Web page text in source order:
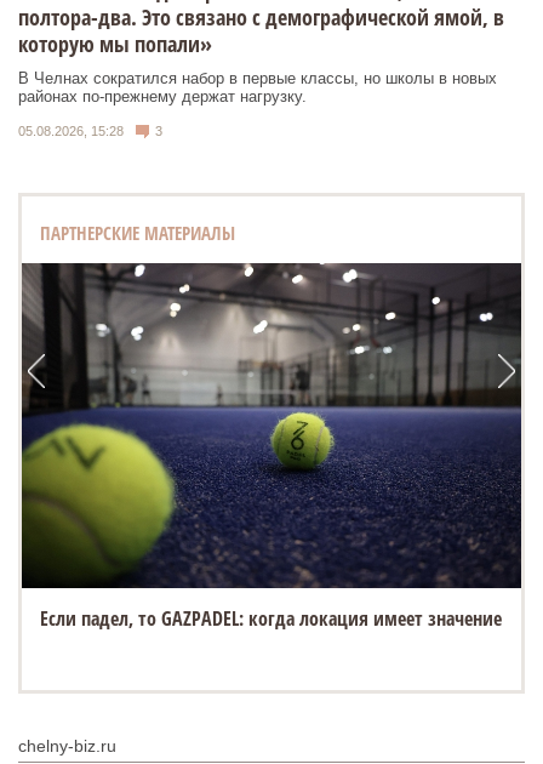
полтора-два. Это связано с демографической ямой, в
которую мы попали»
В Челнах сократился набор в первые классы, но школы в новых
районах по-прежнему держат нагрузку.
05.08.2026, 15:28 3
ПАРТНЕРСКИЕ МАТЕРИАЛЫ
«Белый город» открывает новую площадку на Спасской
chelny-biz.ru